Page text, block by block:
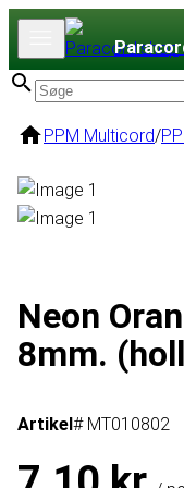
PPM Multicord/
Neon
8mm.
Artikel# MT010802